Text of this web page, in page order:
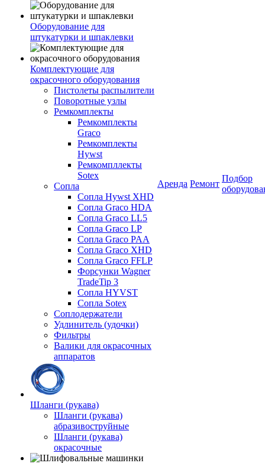
Оборудование для
штукатурки и шпаклевки
Комплектующие для
окрасочного оборудования
Пистолеты распылители
Поворотные узлы
Ремкомплекты
Ремкомплекты
Graco
Ремкомплекты
Hywst
Ремкомпллекты
Sotex
Сопла
Сопла Hywst XHD
Сопла Graco HDA
Сопла Graco LL5
Сопла Graco LP
Сопла Graco PAA
Сопла Graco XHD
Сопла Graco FFLP
Форсунки Wagner
TradeTip 3
Сопла HYVST
Сопла Sotex
Соплодержатели
Удлинитель (удочки)
Фильтры
Валики для окрасочных
аппаратов
Шланги (рукава)
Шланги (рукава)
абразивоструйные
Шланги (рукава)
окрасочные
Аренда Ремонт
Подбор